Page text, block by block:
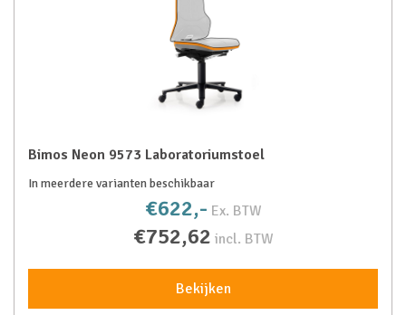
Bimos Neon 9573 Laboratoriumstoel
In meerdere varianten beschikbaar
€622,- Ex. BTW
€752,62 incl. BTW
Bekijken